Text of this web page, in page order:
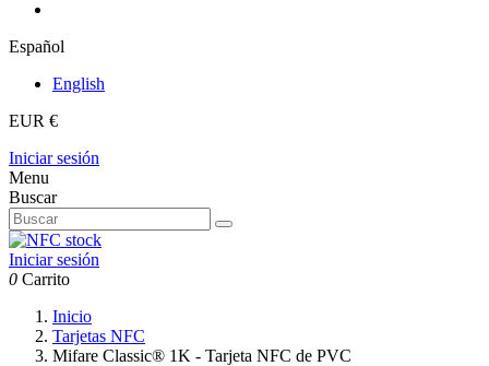
Español
English
EUR €
Iniciar sesión
Menu
Buscar
Iniciar sesión
0 Carrito
Inicio
Tarjetas NFC
Mifare Classic® 1K - Tarjeta NFC de PVC